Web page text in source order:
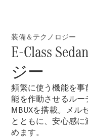
GLE Coupé
GLS
Maybach
GLS
G-
Class
電気
G-Class
装備＆テクノロジー
E-Class
ジー
頻繁に使う機能を
能を作動させるル
MBUXを搭載。メル
とともに、安心感
めます。